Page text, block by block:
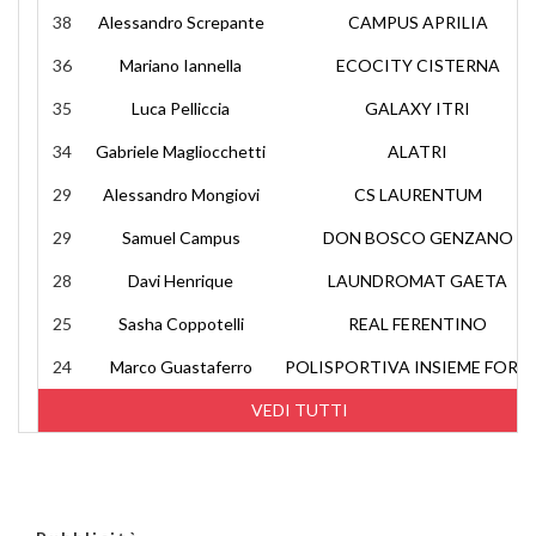
VEDI TUTTI
38 Alessandro Screpante CAMPUS APRILIA
36 Mariano Iannella ECOCITY CISTERNA
35 Luca Pelliccia GALAXY ITRI
34 Gabriele Magliocchetti ALATRI
29 Alessandro Mongiovi CS LAURENTUM
29 Samuel Campus DON BOSCO GENZANO
28 Davi Henrique LAUNDROMAT GAETA
25 Sasha Coppotelli REAL FERENTINO
24 Marco Guastaferro POLISPORTIVA INSIEME